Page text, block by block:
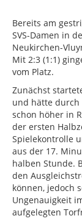
Bereits am
SVS-Damen in
Neukirchen-
Mit 2:3 (1:1)
vom Platz.
Zunächst
und hätte durch
schon höher in
der ersten
Spielekontrolle
aus der 17.
halben Stunde.
den
können, jedoch
Ungenauigkeit
aufgelegten